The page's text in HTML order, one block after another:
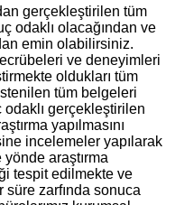
gerçekleştirilen tüm
odaklı olacağından ve
emin olabilirsiniz.
ve deneyimleri
oldukları tüm
tüm belgeleri
odaklı gerçekleştirilen
yapılmasını
incelemeler yapılarak
yönde araştırma
tespit edilmekte ve
süre zarfında sonuca